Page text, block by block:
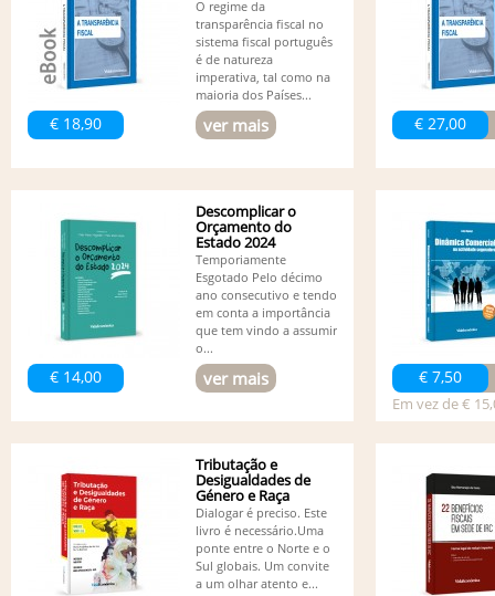
€ 18,90
O regime da
transparência fiscal no
sistema fiscal português
é de natureza
imperativa, tal como na
maioria dos Países...
ver mais € 27,00
€ 14,00
Descomplicar o
Orçamento do
Estado 2024
Temporiamente
Esgotado Pelo décimo
ano consecutivo e tendo
em conta a importância
que tem vindo a assumir
o...
ver mais € 7,50
Em vez de €
Tributação e
Desigualdades de
Género e Raça
Dialogar é preciso. Este
livro é necessário.Uma
ponte entre o Norte e o
Sul globais. Um convite
a um olhar atento e...